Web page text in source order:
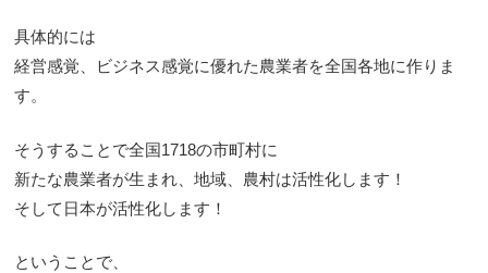
具体的には
経営感覚、ビジネス感覚に優れた農業者を全国各地に作りま
す。
そうすることで全国1718の市町村に
新たな農業者が生まれ、地域、農村は活性化します！
そして日本が活性化します！
ということで、